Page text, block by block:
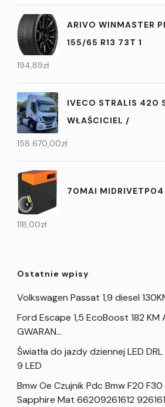
ARIVO WINMASTER
155/65 R13 73T 1
194,89zł
IVECO STRALIS 420
WŁAŚCICIEL /
158 670,00zł
70MAI MIDRIVETP04
118,00zł
Ostatnie wpisy
Volkswagen Passat 1,9 diesel
Ford Escape 1,5 EcoBoost 182
GWARAN…
Światła do jazdy dziennej LED DRL
9 LED
Bmw Oe Czujnik Pdc Bmw F20 F30
Sapphire Mat 66209261612